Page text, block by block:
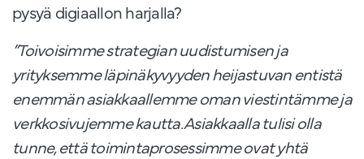
pysyä digiaallon harjalla?
”Toivoisimme strategian uudistumisen ja
yrityksemme läpinäkyvyyden heijastuvan entistä
enemmän asiakkaallemme oman viestintämme ja
verkkosivujemme kautta. Asiakkaalla tulisi olla
tunne, että toimintaprosessimme ovat yhtä